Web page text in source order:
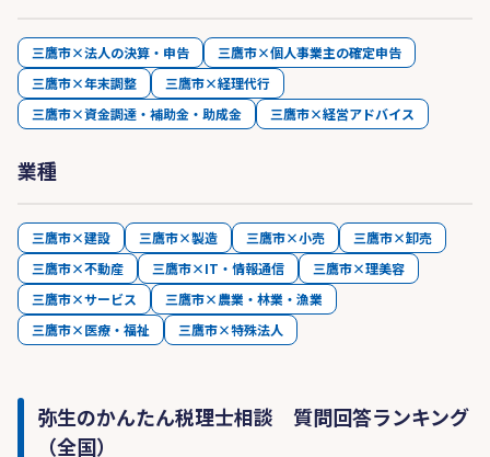
三鷹市×法人の決算・申告
三鷹市×個人事業主の確定申告
三鷹市×年末調整
三鷹市×経理代行
三鷹市×資金調達・補助金・助成金
三鷹市×経営アドバイス
業種
三鷹市×建設 三鷹市×製造 三鷹市×小売
三鷹市×卸売
三鷹市×不動産
三鷹市×IT・情報通信
三鷹市×理美容
三鷹市×サービス
三鷹市×農業・林業・漁業
三鷹市×医療・福祉
三鷹市×特殊法人
弥生のかんたん税理士相談 質問回答ランキング
（全国）